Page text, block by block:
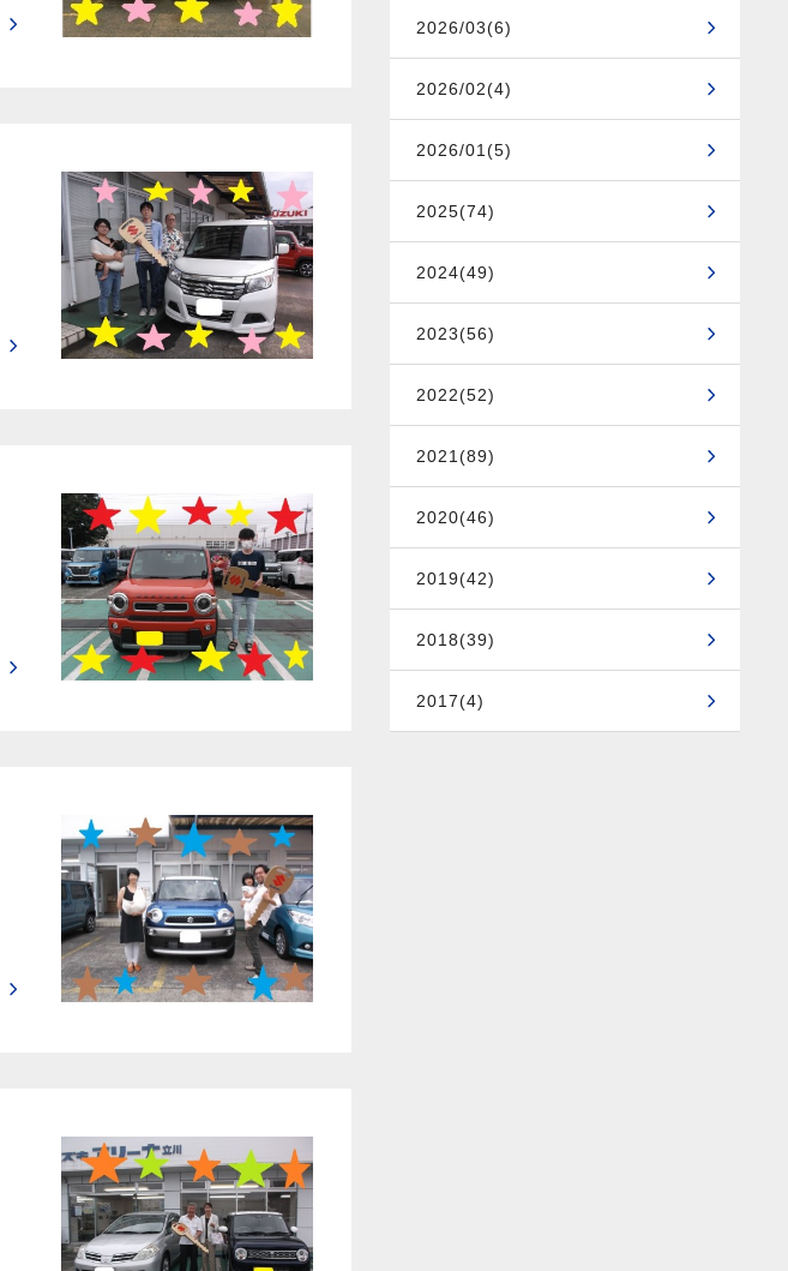
2026/03(6)
2026/02(4)
2026/01(5)
2025(74)
2024(49)
2023(56)
2022(52)
2021(89)
2020(46)
2019(42)
2018(39)
2017(4)